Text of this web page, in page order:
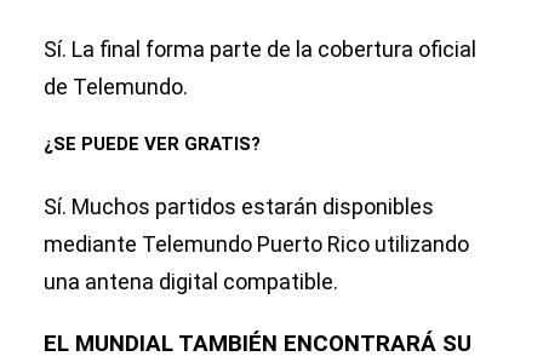
Sí. La final forma parte de la cobertura oficial
de Telemundo.
¿SE PUEDE VER GRATIS?
Sí. Muchos partidos estarán disponibles
mediante Telemundo Puerto Rico utilizando
una antena digital compatible.
EL MUNDIAL TAMBIÉN ENCONTRARÁ SU